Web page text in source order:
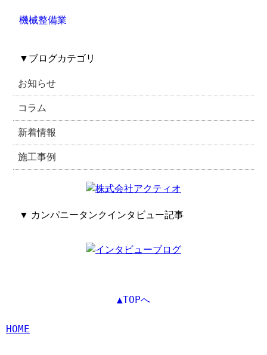
機械整備業
▼ ブログカテゴリ
お知らせ
コラム
新着情報
施工事例
▼ カンパニータンクインタビュー記事
▲TOPへ
HOME